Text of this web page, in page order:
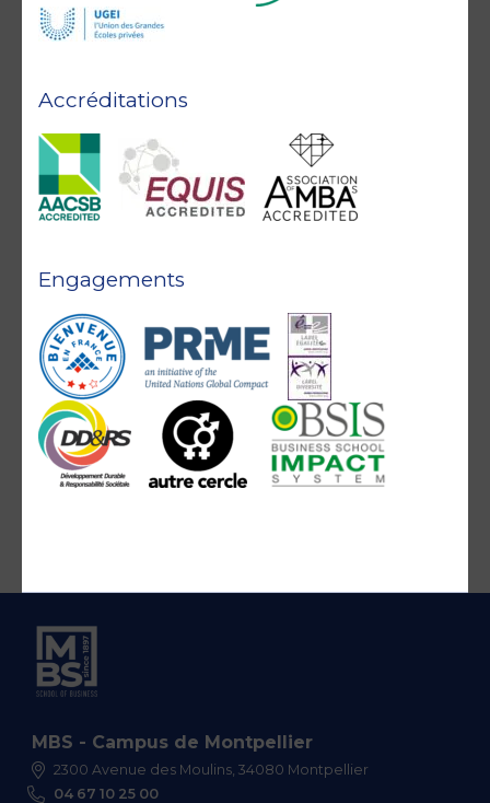
Accréditations
Engagements
MBS - Campus de Montpellier
2300 Avenue des Moulins, 34080 Montpellier
04 67 10 25 00